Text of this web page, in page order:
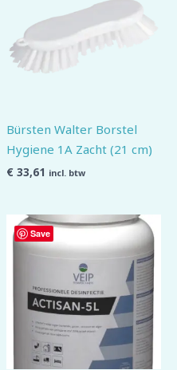
Bürsten Walter Borstel
Hygiene 1A Zacht (21 cm)
€ 33,61 incl. btw
Save